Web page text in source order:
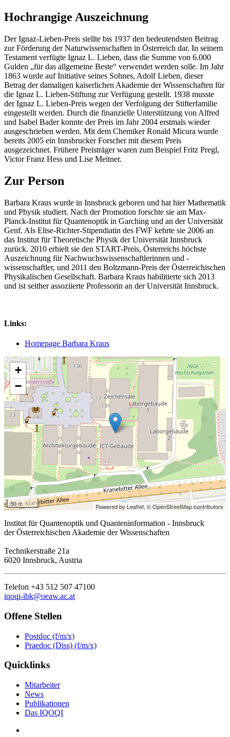
Hochrangige Auszeichnung
Der Ignaz-Lieben-Preis stellte bis 1937 den bedeutendsten Beitrag
zur Förderung der Naturwissenschaften in Österreich dar. In seinem
Testament verfügte Ignaz L. Lieben, dass die Summe von 6.000
Gulden „für das allgemeine Beste“ verwendet werden solle. Im Jahr
1863 wurde auf Initiative seines Sohnes, Adolf Lieben, dieser
Betrag der damaligen kaiserlichen Akademie der Wissenschaften für
die Ignaz L. Lieben-Stiftung zur Verfügung gestellt. 1938 musste
der Ignaz L. Lieben-Preis wegen der Verfolgung der Stifterfamilie
eingestellt werden. Durch die finanzielle Unterstützung von Alfred
und Isabel Bader konnte der Preis im Jahr 2004 erstmals wieder
ausgeschrieben werden. Mit dem Chemiker Ronald Micura wurde
bereits 2005 ein Innsbrucker Forscher mit diesem Preis
ausgezeichnet. Frühere Preisträger waren zum Beispiel Fritz Pregl,
Victor Franz Hess und Lise Meitner.
Zur Person
Barbara Kraus wurde in Innsbruck geboren und hat hier Mathematik
und Physik studiert. Nach der Promotion forschte sie am Max-
Planck-Institut für Quantenoptik in Garching und an der Universität
Genf. Als Elise-Richter-Stipendiatin des FWF kehrte sie 2006 an
das Institut für Theoretische Physik der Universität Innsbruck
zurück. 2010 erhielt sie den START-Preis, Österreichs höchste
Auszeichnung für Nachwuchswissenschaftlerinnen und -
wissenschaftler, und 2011 den Boltzmann-Preis der Österreichischen
Physikalischen Gesellschaft. Barbara Kraus habilitierte sich 2013
und ist seither assoziierte Professorin an der Universität Innsbruck.
Links:
Homepage Barbara Kraus
+
−
50 m Powered by Leaflet,© OpenStreetMap contributors
Institut für Quantenoptik und Quanteninformation - Innsbruck
der Österreichischen Akademie der Wissenschaften
Technikerstraße 21a
6020 Innsbruck, Austria
Telefon +43 512 507 47100
iqoqi-ibk@oeaw.ac.at
Offene Stellen
Postdoc (f/m/x)
Praedoc (Diss) (f/m/x)
Quicklinks
Mitarbeiter
News
Publikationen
Das IQOQI